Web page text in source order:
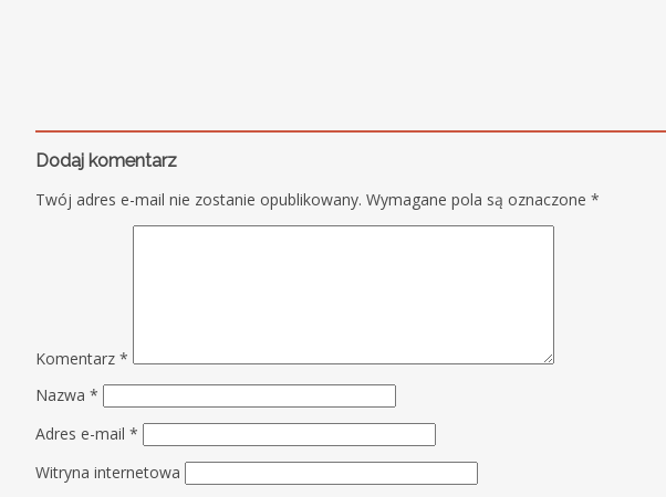
Dodaj komentarz
Twój adres e-mail nie zostanie opublikowany. Wymagane pola są oznaczone*
Komentarz*
Nazwa*
Adres e-mail*
Witryna internetowa